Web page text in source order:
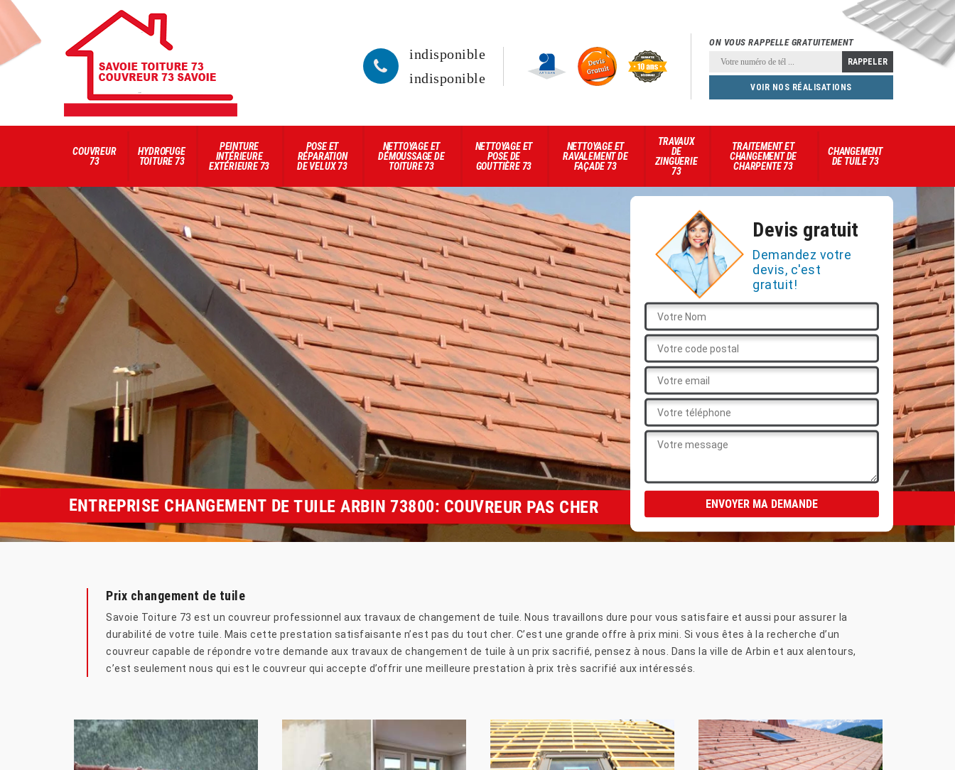
indisponible
indisponible
ON VOUS RAPPELLE GRATUITEMENT
VOIR NOS RÉALISATIONS
COUVREUR
73
HYDROFUGE
TOITURE 73
PEINTURE
INTÉRIEURE
EXTÉRIEURE 73
POSE ET
RÉPARATION
DE VELUX 73
NETTOYAGE ET
DÉMOUSSAGE DE
TOITURE 73
NETTOYAGE ET
POSE DE
GOUTTIÈRE 73
NETTOYAGE ET
RAVALEMENT DE
FAÇADE 73
TRAVAUX
DE
ZINGUERIE
73
TRAITEMENT ET
CHANGEMENT DE
CHARPENTE 73
CHANGEMENT
DE TUILE 73
Devis gratuit
Demandez votre
devis, c'est
gratuit!
ENTREPRISE CHANGEMENT DE TUILE ARBIN 73800: COUVREUR PAS CHER
Prix changement de tuile
Savoie Toiture 73 est un couvreur professionnel aux travaux de changement de tuile. Nous travaillons dure pour vous satisfaire et aussi pour assurer la
durabilité de votre tuile. Mais cette prestation satisfaisante n’est pas du tout cher. C’est une grande offre à prix mini. Si vous êtes à la recherche d’un
couvreur capable de répondre votre demande aux travaux de changement de tuile à un prix sacrifié, pensez à nous. Dans la ville de Arbin et aux alentours,
c’est seulement nous qui est le couvreur qui accepte d’offrir une meilleure prestation à prix très sacrifié aux intéressés.